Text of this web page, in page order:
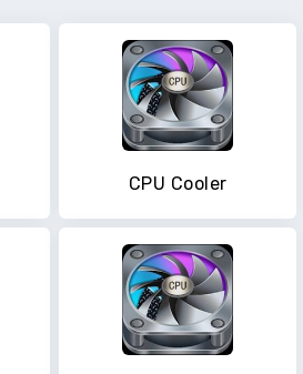
CPU Cooler